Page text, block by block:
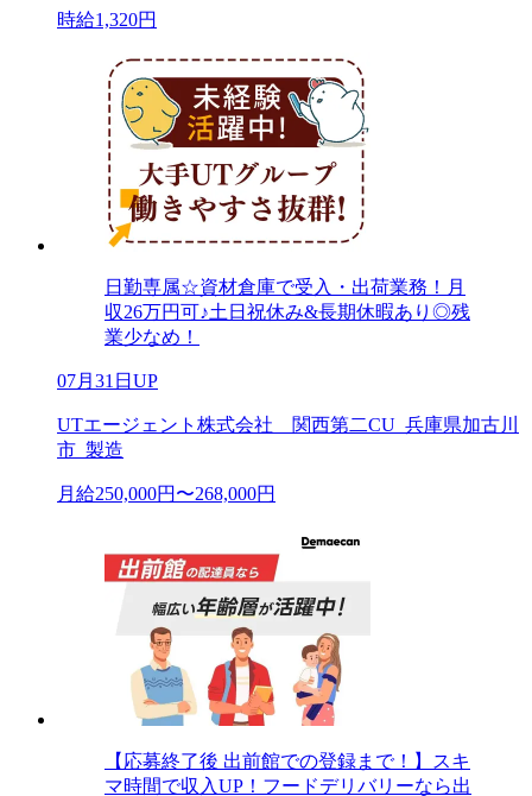
時給1,320円
日勤専属☆資材倉庫で受入・出荷業務！月
収26万円可♪土日祝休み&長期休暇あり◎残
業少なめ！
07月31日UP
UTエージェント株式会社 関西第二CU_兵庫県加古川
市_製造
月給250,000円〜268,000円
【応募終了後 出前館での登録まで！】スキ
マ時間で収入UP！フードデリバリーなら出